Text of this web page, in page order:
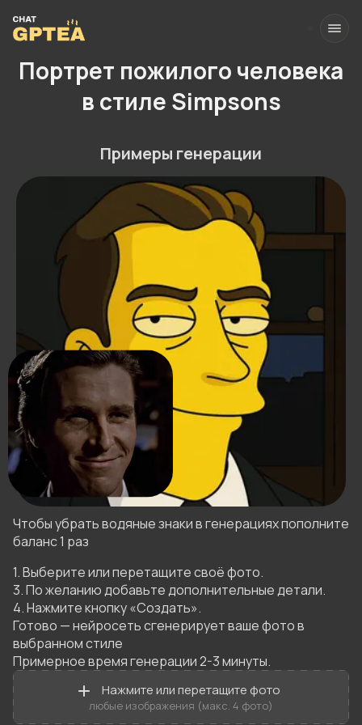
Портрет пожилого человека
в стиле Simpsons
Нажмите или перетащите фото
любые изображения (макс. 4 фото)
Примеры генерации
Чтобы убрать водяные знаки в генерациях пополните
баланс 1 раз
1. Выберите или перетащите своё фото.
3. По желанию добавьте дополнительные детали.
4. Нажмите кнопку «Создать».
Готово — нейросеть сгенерирует ваше фото в
выбранном стиле
Примерное время генерации 2-3 минуты.